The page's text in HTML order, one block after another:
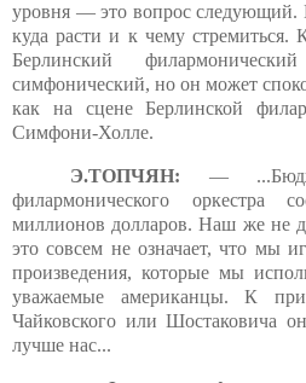
уровня — это вопрос следующий.
куда расти и к чему стремиться.
Берлинский
симфонический, но он может
как на сцене Берлинской
Симфони-Холле.
Э.ТОПЧЯН: —
филармонического оркестра
миллионов долларов. Наш же не
это совсем не означает, что мы
произведения, которые мы
уважаемые американцы. К
Чайковского или Шостаковича
лучше нас...